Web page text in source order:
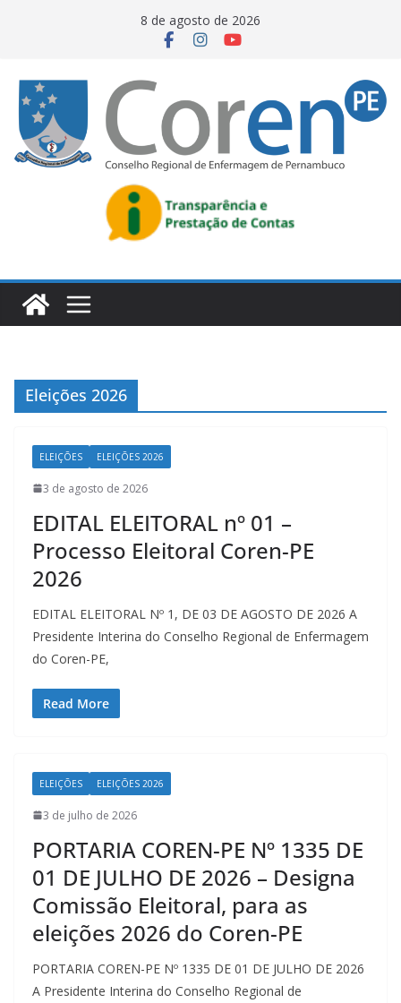
8 de agosto de 2026
Eleições 2026
ELEIÇÕES ELEIÇÕES 2026
3 de agosto de 2026
EDITAL ELEITORAL nº 01 –
Processo Eleitoral Coren-PE
2026
EDITAL ELEITORAL Nº 1, DE 03 DE AGOSTO DE 2026 A
Presidente Interina do Conselho Regional de Enfermagem
do Coren-PE,
Read More
ELEIÇÕES ELEIÇÕES 2026
3 de julho de 2026
PORTARIA COREN-PE Nº 1335 DE
01 DE JULHO DE 2026 – Designa
Comissão Eleitoral, para as
eleições 2026 do Coren-PE
PORTARIA COREN-PE Nº 1335 DE 01 DE JULHO DE 2026
A Presidente Interina do Conselho Regional de